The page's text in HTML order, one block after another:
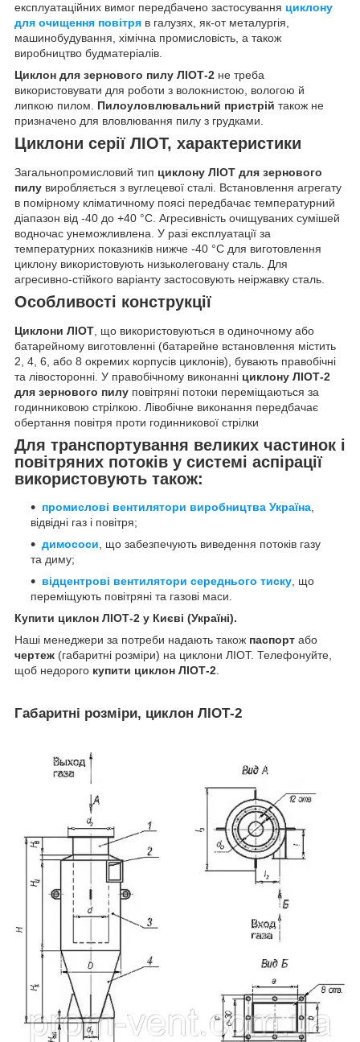
експлуатаційних вимог передбачено застосування циклону
для очищення повітря в галузях, як-от металургія,
машинобудування, хімічна промисловість, а також
виробництво будматеріалів.
Циклон для зернового пилу ЛІОТ-2 не треба
використовувати для роботи з волокнистою, вологою й
липкою пилом. Пилоуловлювальний пристрій також не
призначено для вловлювання пилу з грудками.
Циклони серії ЛІОТ, характеристики
Загальнопромисловий тип циклону ЛІОТ для зернового
пилу виробляється з вуглецевої сталі. Встановлення агрегату
в помірному кліматичному поясі передбачає температурний
діапазон від -40 до +40 °C. Агресивність очищуваних сумішей
водночас унеможливлена. У разі експлуатації за
температурних показників нижче -40 °C для виготовлення
циклону використовують низьколеговану сталь. Для
агресивно-стійкого варіанту застосовують неіржавку сталь.
Особливості конструкції
Циклони ЛІОТ , що використовуються в одиночному або
батарейному виготовленні (батарейне встановлення містить
2, 4, 6, або 8 окремих корпусів циклонів), бувають правобічні
та лівосторонні. У правобічному виконанні циклону ЛІОТ-2
для зернового пилу повітряні потоки переміщаються за
годинниковою стрілкою. Лівобічне виконання передбачає
обертання повітря проти годинникової стрілки
Для транспортування великих частинок і
повітряних потоків у системі аспірації
використовують також:
промислові вентилятори виробництва Україна,
відвідні газ і повітря;
димососи, що забезпечують виведення потоків газу
та диму;
відцентрові вентилятори середнього тиску, що
переміщують повітряні та газові маси.
Купити циклон ЛІОТ-2 у Києві (Україні).
Наші менеджери за потреби надають також паспорт або
чертеж (габаритні розміри) на циклони ЛІОТ. Телефонуйте,
щоб недорого купити циклон ЛІОТ-2.
Габаритні розміри, циклон ЛІОТ-2